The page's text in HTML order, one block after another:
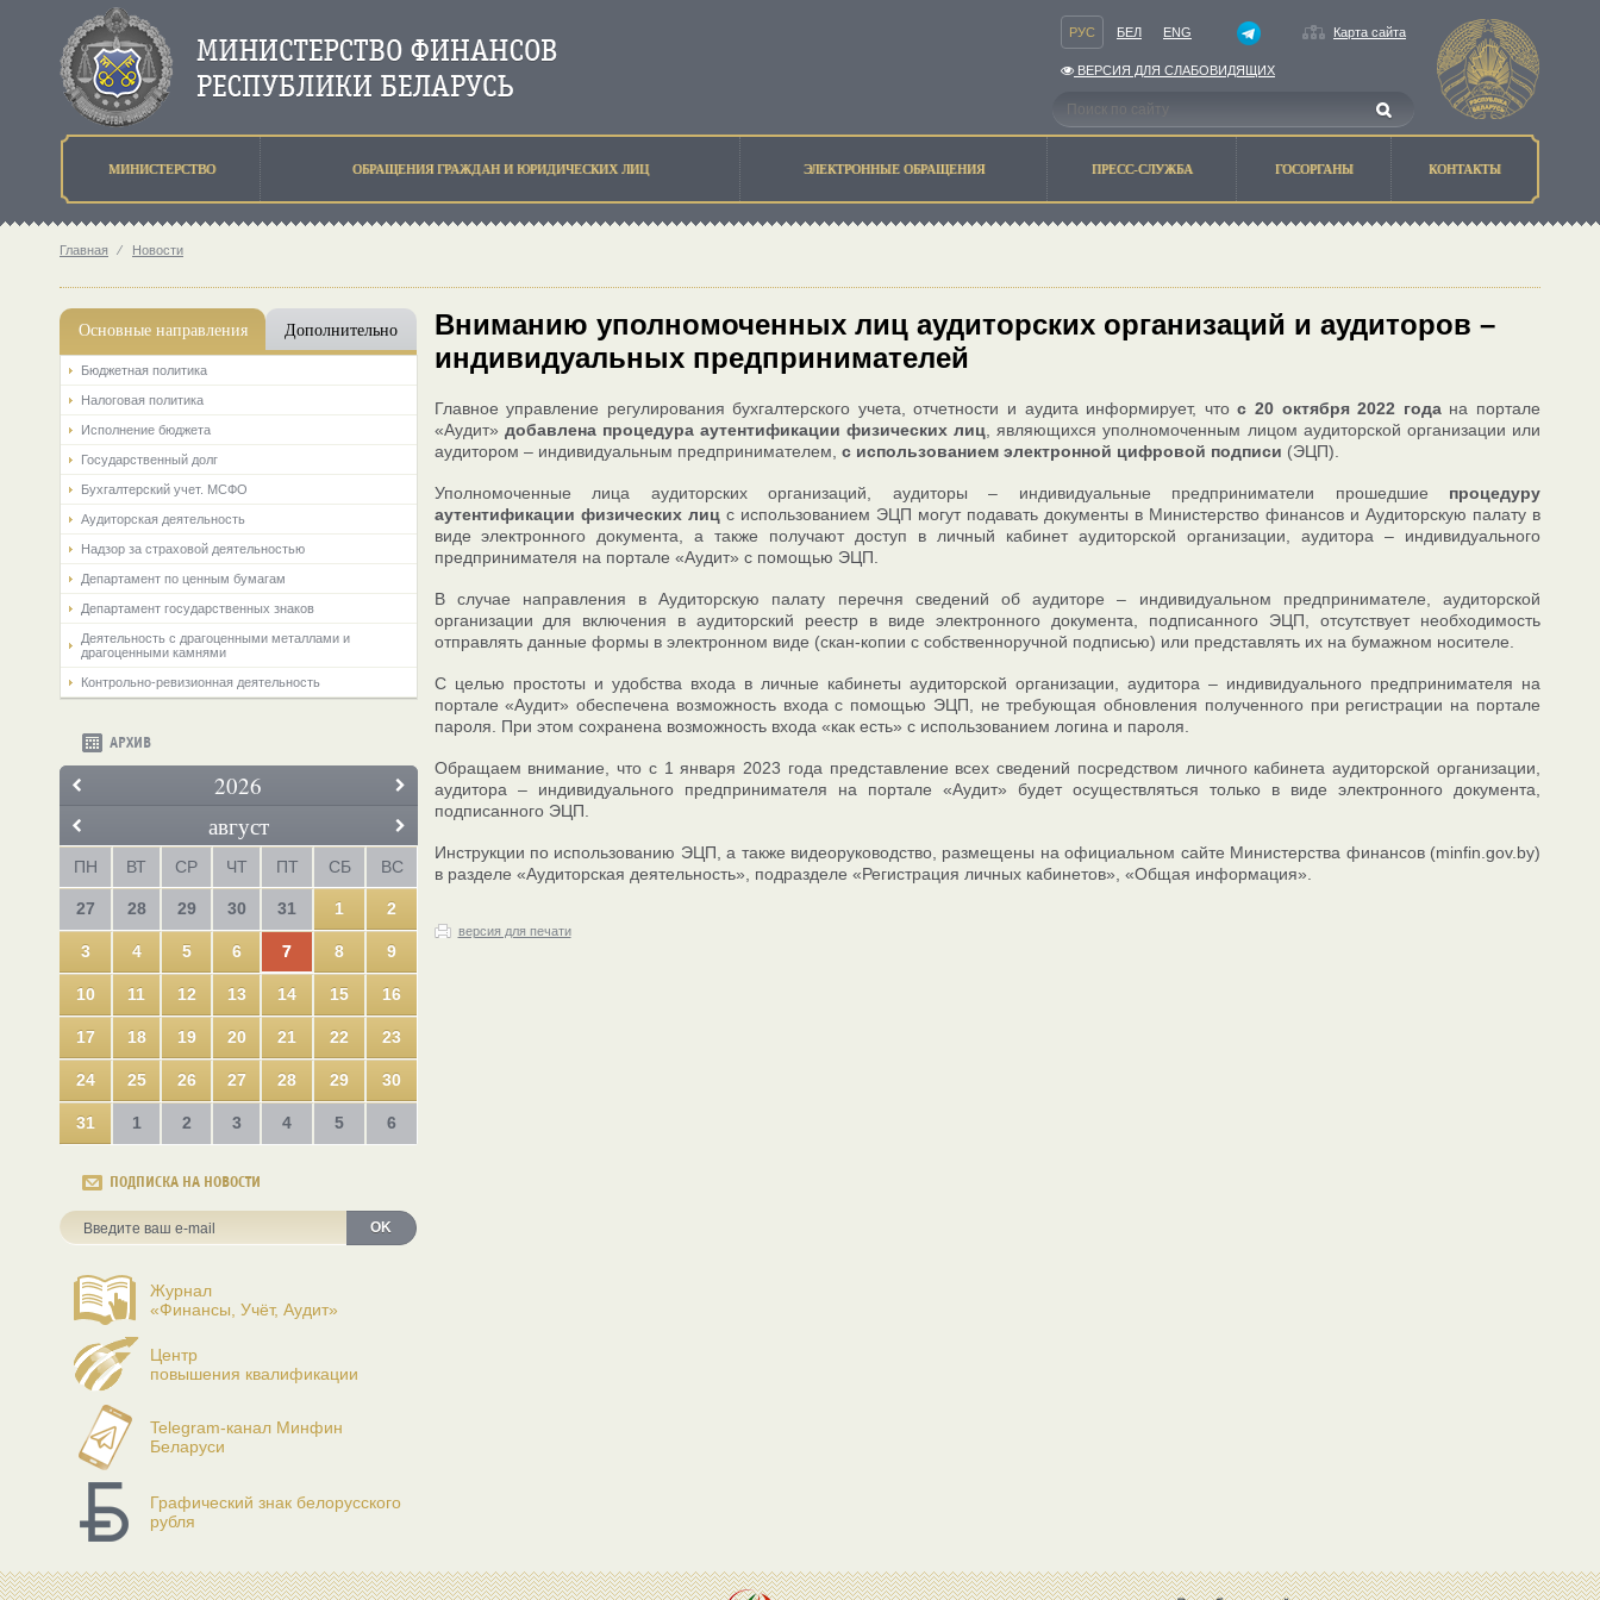
РУС БЕЛ ENG Карта сайта
ВЕРСИЯ ДЛЯ СЛАБОВИДЯЩИХ
МИНИСТЕРСТВО ОБРАЩЕНИЯ ГРАЖДАН И ЮРИДИЧЕСКИХ ЛИЦ ЭЛЕКТРОННЫЕ ОБРАЩЕНИЯ ПРЕСС-СЛУЖБА ГОСОРГАНЫ КОНТАКТЫ
Главная ⁄ Новости
Основные направления Дополнительно
Бюджетная политика
Налоговая политика
Исполнение бюджета
Государственный долг
Бухгалтерский учет. МСФО
Аудиторская деятельность
Надзор за страховой деятельностью
Департамент по ценным бумагам
Департамент государственных знаков
Деятельность с драгоценными металлами и
драгоценными камнями
Контрольно-ревизионная деятельность
АРХИВ
2026
август
ПН ВТ СР ЧТ ПТ СБ ВС
27 28 29 30 31 1 2
3 4 5 6 7 8 9
10 11 12 13 14 15 16
17 18 19 20 21 22 23
24 25 26 27 28 29 30
31 1 2 3 4 5 6
ПОДПИСКА НА НОВОСТИ
OK
Журнал
«Финансы, Учёт, Аудит»
Центр
повышения квалификации
Telegram-канал Минфин
Беларуси
Графический знак белорусского
рубля
Вниманию уполномоченных лиц аудиторских организаций и аудиторов –
индивидуальных предпринимателей
Главное управление регулирования бухгалтерского учета, отчетности и аудита информирует, чтос 20 октября 2022 годана портале
«Аудит» добавлена процедура аутентификации физических лиц , являющихся уполномоченным лицом аудиторской организации или
аудитором – индивидуальным предпринимателем, с использованием электронной цифровой подписи (ЭЦП).
Уполномоченные лица аудиторских организаций, аудиторы – индивидуальные предприниматели прошедшие процедуру
аутентификации физических лиц с использованием ЭЦП могут подавать документы в Министерство финансов и Аудиторскую палату в
виде электронного документа, а также получают доступ в личный кабинет аудиторской организации, аудитора – индивидуального
предпринимателя на портале «Аудит» с помощью ЭЦП.
В случае направления в Аудиторскую палату перечня сведений об аудиторе – индивидуальном предпринимателе, аудиторской
организации для включения в аудиторский реестр в виде электронного документа, подписанного ЭЦП, отсутствует необходимость
отправлять данные формы в электронном виде (скан-копии с собственноручной подписью) или представлять их на бумажном носителе.
С целью простоты и удобства входа в личные кабинеты аудиторской организации, аудитора – индивидуального предпринимателя на
портале «Аудит» обеспечена возможность входа с помощью ЭЦП, не требующая обновления полученного при регистрации на портале
пароля. При этом сохранена возможность входа «как есть» с использованием логина и пароля.
Обращаем внимание, что с 1 января 2023 года представление всех сведений посредством личного кабинета аудиторской организации,
аудитора – индивидуального предпринимателя на портале «Аудит» будет осуществляться только в виде электронного документа,
подписанного ЭЦП.
Инструкции по использованию ЭЦП, а также видеоруководство, размещены на официальном сайте Министерства финансов (minfin.gov.by)
в разделе «Аудиторская деятельность», подразделе «Регистрация личных кабинетов», «Общая информация».
версия для печати